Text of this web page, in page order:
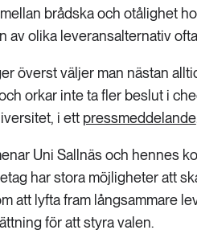
brådska och otålighet
av olika leveransalternativ
överst väljer man nästan
orkar inte ta fler beslut i
i ett pressmeddelande
Uni Sallnäs och hennes
har stora möjligheter att
att lyfta fram långsammare
för att styra valen.